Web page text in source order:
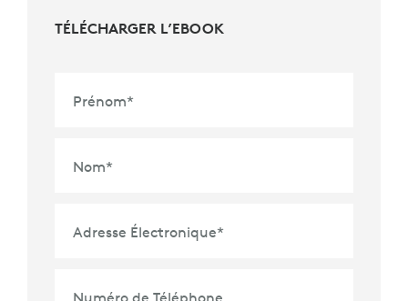
TÉLÉCHARGER L’EBOOK
Prénom*
Nom*
Adresse Électronique*
Numéro de Téléphone